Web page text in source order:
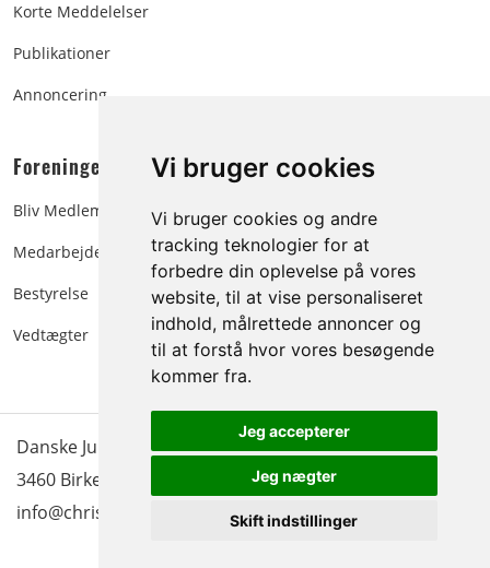
Vi bruger cookies
Vi bruger cookies og andre
tracking teknologier for at
forbedre din oplevelse på vores
website, til at vise personaliseret
indhold, målrettede annoncer og
til at forstå hvor vores besøgende
kommer fra.
Jeg accepterer
Jeg nægter
Skift indstillinger
Korte Meddelelser
Publikationer
Annoncering
Foreningen:
Bliv Medlem
Medarbejdere
Bestyrelse
Vedtægter
Danske Juletræer - træer & grønt | Blokken 15 | DK-
3460 Birkerød |
Tlf.: 45 35 24 12|
info@christmastree.dk